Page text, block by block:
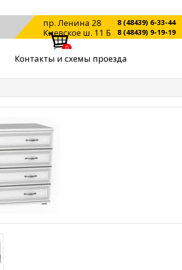
пр. Ленина 28
Киевское ш. 11 Б
8 (48439) 6-33-44
8 (48439) 9-19-19
0
Контакты и схемы проезда